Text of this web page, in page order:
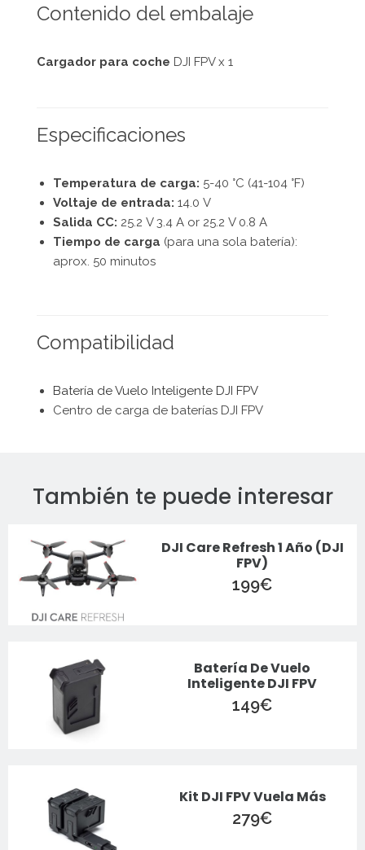
Contenido del embalaje
Cargador para coche DJI FPV x 1
Especificaciones
Temperatura de carga: 5-40 °C (41-104 °F)
Voltaje de entrada: 14.0 V
Salida CC: 25.2 V 3.4 A or 25.2 V 0.8 A
Tiempo de carga (para una sola batería):
aprox. 50 minutos
Compatibilidad
Batería de Vuelo Inteligente DJI FPV
Centro de carga de baterías DJI FPV
También te puede interesar
DJI Care Refresh 1 Año (DJI
FPV)
199€
Batería De Vuelo
Inteligente DJI FPV
149€
Kit DJI FPV Vuela Más
279€